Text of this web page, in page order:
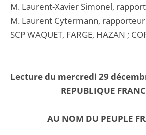
M. Laurent-Xavier Simonel,
M. Laurent Cytermann,
SCP WAQUET, FARGE, HAZAN ;
Lecture du mercredi 29
REPUBLIQUE
AU NOM DU PEUPLE